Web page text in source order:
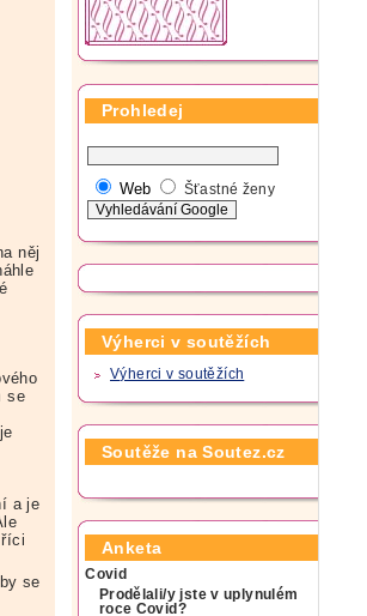
něj
se
a je
se
Prohledej
Web Šťastné ženy
Výherci v soutěžích
Výherci v soutěžích
Soutěže na Soutez.cz
Anketa
Covid
Prodělali/y jste v uplynulém
roce Covid?